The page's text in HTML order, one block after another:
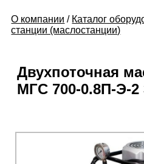
О компании / Каталог
станции (маслостанции)
Двухпоточная
МГС 700-0.8П-Э-2